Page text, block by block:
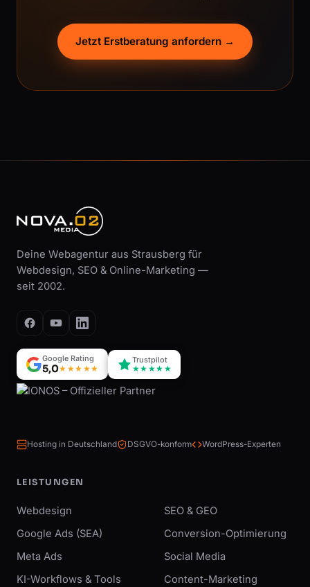
Jetzt Erstberatung anfordern →
Deine Webagentur aus Strausberg für
Webdesign, SEO & Online-Marketing —
seit 2002.
Google Rating
5,0★★★★★
Trustpilot
★★★★★
Hosting in Deutschland DSGVO-konform WordPress-Experten
LEISTUNGEN
Webdesign
SEO & GEO
Google Ads (SEA)
Conversion-Optimierung
Meta Ads
Social Media
KI-Workflows & Tools
Content-Marketing